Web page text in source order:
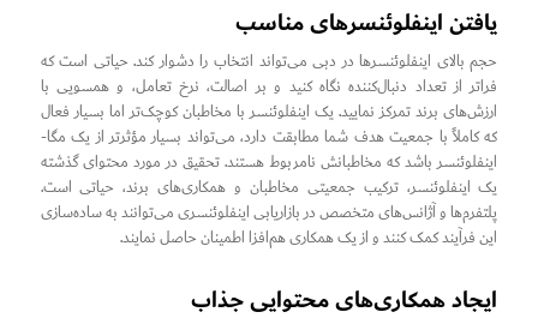
یافتن اینفلوئنسرهای مناسب
حجم بالای اینفلوئنسرها در دبی می‌تواند انتخاب را دشوار کند. حیاتی است که
فراتر از تعداد دنبال‌کننده نگاه کنید و بر اصالت، نرخ تعامل، و همسویی با
ارزش‌های برند تمرکز نمایید. یک اینفلوئنسر با مخاطبان کوچک‌تر اما بسیار فعال
که کاملاً با جمعیت هدف شما مطابقت دارد، می‌تواند بسیار مؤثرتر از یک مگا-
اینفلوئنسر باشد که مخاطبانش نامربوط هستند. تحقیق در مورد محتوای گذشته
یک اینفلوئنسر، ترکیب جمعیتی مخاطبان و همکاری‌های برند، حیاتی است.
پلتفرم‌ها و آژانس‌های متخصص در بازاریابی اینفلوئنسری می‌توانند به ساده‌سازی
این فرآیند کمک کنند و از یک همکاری هم‌افزا اطمینان حاصل نمایند.
ایجاد همکاری‌های محتوایی جذاب